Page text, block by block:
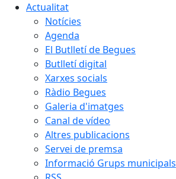
Actualitat
Notícies
Agenda
El Butlletí de Begues
Butlletí digital
Xarxes socials
Ràdio Begues
Galeria d'imatges
Canal de vídeo
Altres publicacions
Servei de premsa
Informació Grups municipals